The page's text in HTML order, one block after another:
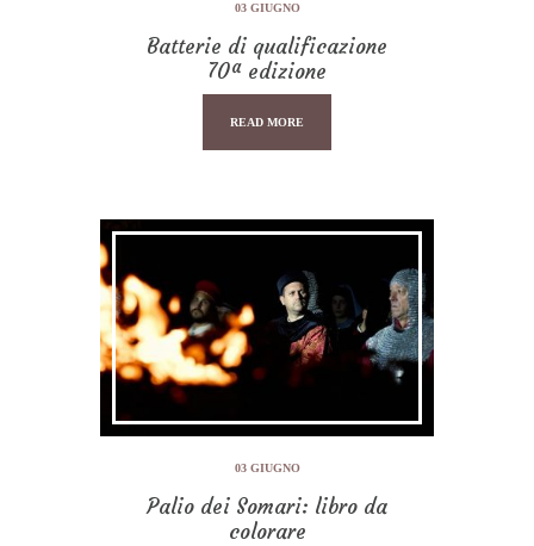
03 GIUGNO
Batterie di qualificazione
70ª edizione
READ MORE
03 GIUGNO
Palio dei Somari: libro da
colorare